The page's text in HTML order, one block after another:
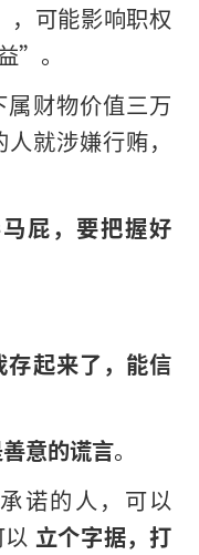
，可能影响职权
”。
财物价值三万
就涉嫌行贿，
屁，要把握好
起来了，能信
意的谎言。
诺的人，可以
立个字据，打